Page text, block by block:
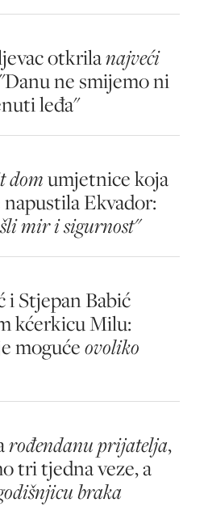
otkrilanajveći
ne smijemo ni
leđa"
domumjetnice koja
Ekvador:
mir i sigurnost"
i Stjepan Babić
kćerkicu Milu:
mogućeovoliko
rođendanu prijatelja,
tri tjedna veze, a
braka